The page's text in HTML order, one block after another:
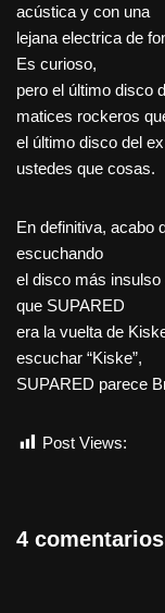
acústica y con una
lejana electrica de
Es curioso,
pero el último disco
matices rockeros
el último disco del
ustedes que cosas.
En definitiva, acabo
escuchando
el disco más insulso
que SUPARED
era la vuelta de
escuchar “Kiske”,
SUPARED parece
Post Views:
4